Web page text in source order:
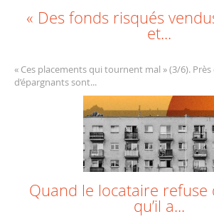
« Des fonds risqués
et...
« Ces placements qui tournent mal » (3/6). Près
d’épargnants sont...
Quand le locataire refuse
qu’il a...